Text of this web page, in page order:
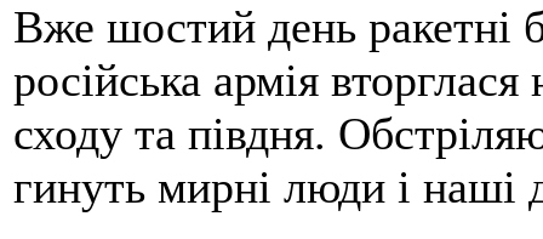
Вже шостий день ракетні
російська армія
сходу та півдня.
гинуть мирні люди і наші